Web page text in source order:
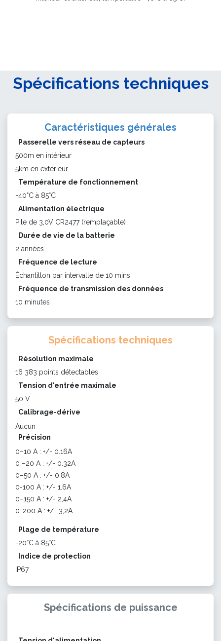
Spécifications techniques
Caractéristiques générales
Passerelle vers réseau de capteurs
500m en intérieur
5km en extérieur
Température de fonctionnement
-40°C à 85°C
Alimentation électrique
Pile de 3,0V CR2477 (remplaçable)
Durée de vie de la batterie
2 années
Fréquence de lecture
Échantillon par intervalle de 10 mins
Fréquence de transmission des données
10 minutes
Spécifications techniques
Résolution maximale
16 383 points détectables
Tension d'entrée maximale
50 V
Calibrage-dérive
Aucun
Précision
0–10 A : +/- 0.16A
0 –20 A : +/- 0.32A
0–50 A : +/- 0.8A
0-100 A : +/- 1.6A
0–150 A : +/- 2,4A
0-200 A : +/- 3,2A
Plage de température
-20°C à 85°C
Indice de protection
IP67
Spécifications de puissance